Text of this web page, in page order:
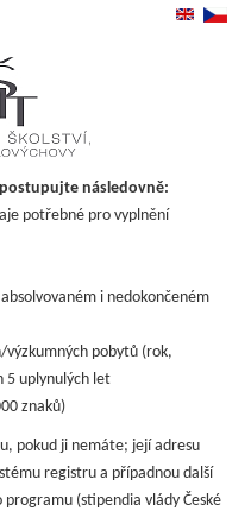
následovně:
potřebné pro vyplnění
i nedokončeném
pobytů (rok,
5 uplynulých let
znaků)
pokud ji nemáte; její adresu
registru a případnou další
(stipendia vlády České